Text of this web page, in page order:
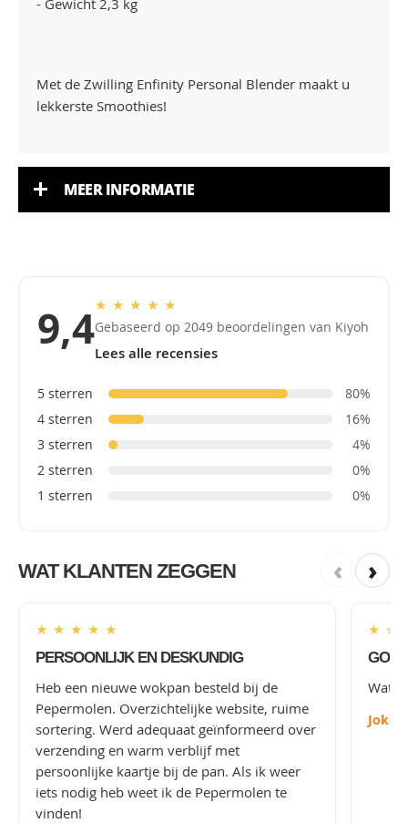
- Gewicht 2,3 kg
Met de Zwilling Enfinity Personal Blender maakt u
lekkerste Smoothies!
MEER INFORMATIE
9,4★ ★ ★ ★ ★
Gebaseerd op 2049 beoordelingen van Kiyoh
Lees alle recensies
5 sterren
80%
4 sterren
16%
3 sterren
4%
2 sterren
0%
1 sterren
0%
WAT KLANTEN ZEGGEN ‹ ›
★ ★ ★ ★ ★
PERSOONLIJK EN DESKUNDIG
Heb een nieuwe wokpan besteld bij de
Pepermolen. Overzichtelijke website, ruime
sortering. Werd adequaat geïnformeerd over
verzending en warm verblijf met
persoonlijke kaartje bij de pan. Als ik weer
iets nodig heb weet ik de Pepermolen te
vinden!
★ ★
Wat
Joke